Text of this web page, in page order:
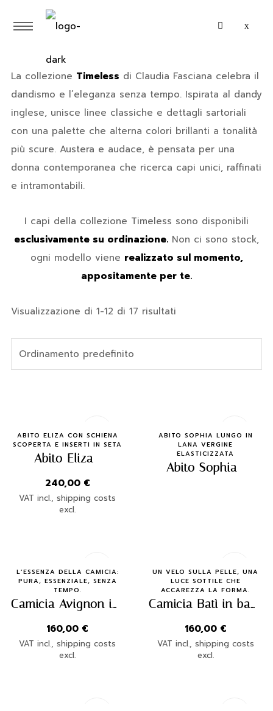
La collezione Timeless di Claudia Fasciana celebra il
dandismo e l’eleganza senza tempo. Ispirata al dandy
inglese, unisce linee classiche e dettagli sartoriali
con una palette che alterna colori brillanti a tonalità
più scure. Austera e audace, è pensata per una
donna contemporanea che ricerca capi unici, raffinati
e intramontabili.
I capi della collezione Timeless sono disponibili
esclusivamente su ordinazione. Non ci sono stock,
ogni modello viene realizzato sul momento,
appositamente per te.
Visualizzazione di 1-12 di 17 risultati
Quick Buy
ABITO ELIZA CON SCHIENA
SCOPERTA E INSERTI IN SETA
Abito Eliza
240,00 €
VAT incl., shipping costs
excl.
Quick Buy
ABITO SOPHIA LUNGO IN
LANA VERGINE
ELASTICIZZATA
Abito Sophia
Quick Buy
L’ESSENZA DELLA CAMICIA:
PURA, ESSENZIALE, SENZA
TEMPO.
Camicia Avignon in popeline rigato marrone – Claudia Fasciana | Made in Italy
160,00 €
VAT incl., shipping costs
excl.
Quick Buy
UN VELO SULLA PELLE, UNA
LUCE SOTTILE CHE
ACCAREZZA LA FORMA.
Camicia Batì in batista di cotone – Claudia Fasciana | Made in Italy
160,00 €
VAT incl., shipping costs
excl.